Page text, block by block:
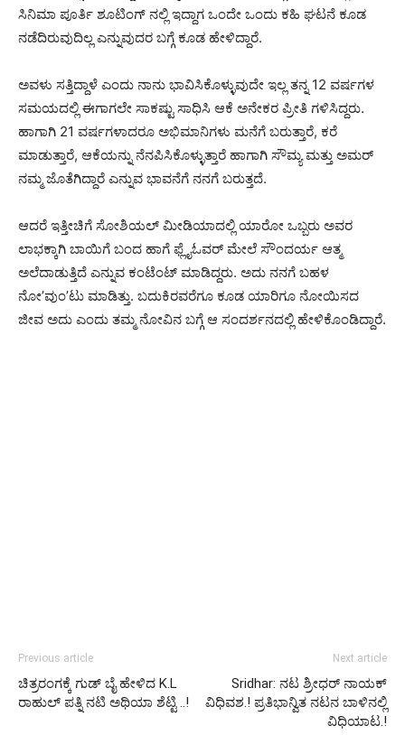
ಸಿನಿಮಾ ಪೂರ್ತಿ ಶೂಟಿಂಗ್ ನಲ್ಲಿ ಇದ್ದಾಗ ಒಂದೇ ಒಂದು ಕಹಿ ಘಟನೆ ಕೂಡ
ನಡೆದಿರುವುದಿಲ್ಲ ಎನ್ನುವುದರ ಬಗ್ಗೆ ಕೂಡ ಹೇಳಿದ್ದಾರೆ.
ಅವಳು ಸತ್ತಿದ್ದಾಳೆ ಎಂದು ನಾನು ಭಾವಿಸಿಕೊಳ್ಳುವುದೇ ಇಲ್ಲ ತನ್ನ 12 ವರ್ಷಗಳ
ಸಮಯದಲ್ಲಿ ಈಗಾಗಲೇ ಸಾಕಷ್ಟು ಸಾಧಿಸಿ ಆಕೆ ಅನೇಕರ ಪ್ರೀತಿ ಗಳಿಸಿದ್ದರು.
ಹಾಗಾಗಿ 21 ವರ್ಷಗಳಾದರೂ ಅಭಿಮಾನಿಗಳು ಮನೆಗೆ ಬರುತ್ತಾರೆ, ಕರೆ
ಮಾಡುತ್ತಾರೆ, ಆಕೆಯನ್ನು ನೆನಪಿಸಿಕೊಳ್ಳುತ್ತಾರೆ ಹಾಗಾಗಿ ಸೌಮ್ಯ ಮತ್ತು ಅಮರ್
ನಮ್ಮ ಜೊತೆಗಿದ್ದಾರೆ ಎನ್ನುವ ಭಾವನೆಗೆ ನನಗೆ ಬರುತ್ತದೆ.
ಆದರೆ ಇತ್ತೀಚಿಗೆ ಸೋಶಿಯಲ್ ಮೀಡಿಯಾದಲ್ಲಿ ಯಾರೋ ಒಬ್ಬರು ಅವರ
ಲಾಭಕ್ಕಾಗಿ ಬಾಯಿಗೆ ಬಂದ ಹಾಗೆ ಫ್ಲೈಓವರ್ ಮೇಲೆ ಸೌಂದರ್ಯ ಆತ್ಮ
ಅಲೆದಾಡುತ್ತಿದೆ ಎನ್ನುವ ಕಂಟೆಂಟ್ ಮಾಡಿದ್ದರು. ಅದು ನನಗೆ ಬಹಳ
ನೋ’ವುಂ’ಟು ಮಾಡಿತ್ತು. ಬದುಕಿರವರೆಗೂ ಕೂಡ ಯಾರಿಗೂ ನೋಯಿಸದ
ಜೀವ ಅದು ಎಂದು ತಮ್ಮ ನೋವಿನ ಬಗ್ಗೆ ಆ ಸಂದರ್ಶನದಲ್ಲಿ ಹೇಳಿಕೊಂಡಿದ್ದಾರೆ.
Previous article
ಚಿತ್ರರಂಗಕ್ಕೆ ಗುಡ್ ಬೈ ಹೇಳಿದ K.L
ರಾಹುಲ್ ಪತ್ನಿ ನಟಿ ಅಥಿಯಾ ಶೆಟ್ಟಿ ..!
Next article
Sridhar: ನಟ ಶ್ರೀಧರ್‌ ನಾಯಕ್‌
ವಿಧಿವಶ.! ಪ್ರತಿಭಾನ್ವಿತ ನಟನ ಬಾಳಿನಲ್ಲಿ
ವಿಧಿಯಾಟ.!